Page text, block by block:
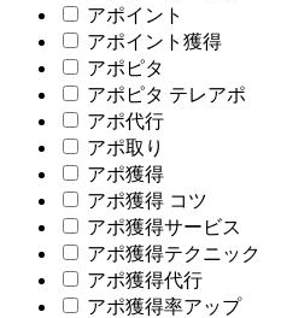
アポイント
アポイント獲得
アポピタ
アポピタ テレアポ
アポ代行
アポ取り
アポ獲得
アポ獲得 コツ
アポ獲得サービス
アポ獲得テクニック
アポ獲得代行
アポ獲得率アップ